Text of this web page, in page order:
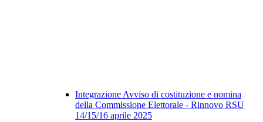
Integrazione Avviso di costituzione e nomina
della Commissione Elettorale - Rinnovo RSU
14/15/16 aprile 2025